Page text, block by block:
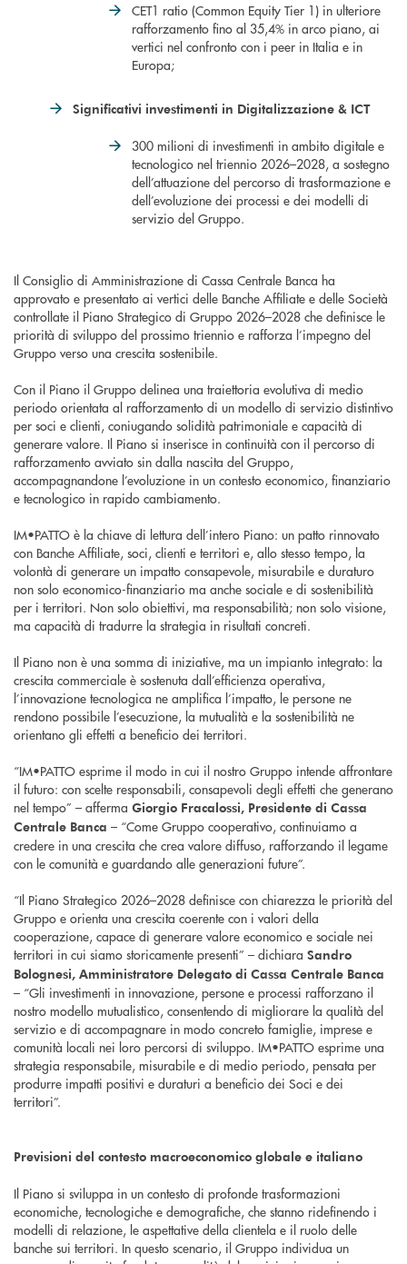
CET1 ratio (Common Equity Tier 1) in ulteriore
rafforzamento fino al 35,4% in arco piano, ai
vertici nel confronto con i peer in Italia e in
Europa;
Significativi investimenti in Digitalizzazione & ICT
300 milioni di investimenti in ambito digitale e
tecnologico nel triennio 2026–2028, a sostegno
dell’attuazione del percorso di trasformazione e
dell’evoluzione dei processi e dei modelli di
servizio del Gruppo.
Il Consiglio di Amministrazione di Cassa Centrale Banca ha
approvato e presentato ai vertici delle Banche Affiliate e delle Società
controllate il Piano Strategico di Gruppo 2026–2028 che definisce le
priorità di sviluppo del prossimo triennio e rafforza l’impegno del
Gruppo verso una crescita sostenibile.
Con il Piano il Gruppo delinea una traiettoria evolutiva di medio
periodo orientata al rafforzamento di un modello di servizio distintivo
per soci e clienti, coniugando solidità patrimoniale e capacità di
generare valore. Il Piano si inserisce in continuità con il percorso di
rafforzamento avviato sin dalla nascita del Gruppo,
accompagnandone l’evoluzione in un contesto economico, finanziario
e tecnologico in rapido cambiamento.
IM•PATTO è la chiave di lettura dell’intero Piano: un patto rinnovato
con Banche Affiliate, soci, clienti e territori e, allo stesso tempo, la
volontà di generare un impatto consapevole, misurabile e duraturo
non solo economico-finanziario ma anche sociale e di sostenibilità
per i territori. Non solo obiettivi, ma responsabilità; non solo visione,
ma capacità di tradurre la strategia in risultati concreti.
Il Piano non è una somma di iniziative, ma un impianto integrato: la
crescita commerciale è sostenuta dall’efficienza operativa,
l’innovazione tecnologica ne amplifica l’impatto, le persone ne
rendono possibile l’esecuzione, la mutualità e la sostenibilità ne
orientano gli effetti a beneficio dei territori.
“IM•PATTO esprime il modo in cui il nostro Gruppo intende affrontare
il futuro: con scelte responsabili, consapevoli degli effetti che generano
nel tempo” – afferma Giorgio Fracalossi, Presidente di Cassa
Centrale Banca – “Come Gruppo cooperativo, continuiamo a
credere in una crescita che crea valore diffuso, rafforzando il legame
con le comunità e guardando alle generazioni future”.
“Il Piano Strategico 2026–2028 definisce con chiarezza le priorità del
Gruppo e orienta una crescita coerente con i valori della
cooperazione, capace di generare valore economico e sociale nei
territori in cui siamo storicamente presenti” – dichiara Sandro
Bolognesi, Amministratore Delegato di Cassa Centrale Banca
– “Gli investimenti in innovazione, persone e processi rafforzano il
nostro modello mutualistico, consentendo di migliorare la qualità del
servizio e di accompagnare in modo concreto famiglie, imprese e
comunità locali nei loro percorsi di sviluppo. IM•PATTO esprime una
strategia responsabile, misurabile e di medio periodo, pensata per
produrre impatti positivi e duraturi a beneficio dei Soci e dei
territori”.
Previsioni del contesto macroeconomico globale e italiano
Il Piano si sviluppa in un contesto di profonde trasformazioni
economiche, tecnologiche e demografiche, che stanno ridefinendo i
modelli di relazione, le aspettative della clientela e il ruolo delle
banche sui territori. In questo scenario, il Gruppo individua un